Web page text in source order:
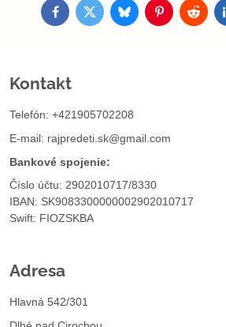
FacebookTwitterBlueskyPinterestReddit
Kontakt
Telefón: +421905702208
E-mail: rajpredeti.sk@gmail.com
Bankové spojenie:
Číslo účtu: 2902010717/8330
IBAN: SK9083300000002902010717
Swift: FIOZSKBA
Adresa
Hlavná 542/301